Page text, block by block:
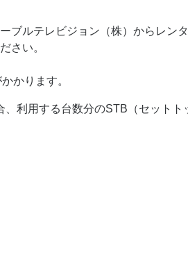
ルテレビジョン（株）からレンタ
さい。
かります。
利用する台数分のSTB（セット